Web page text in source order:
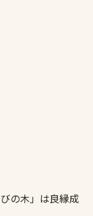
の木」は良縁成